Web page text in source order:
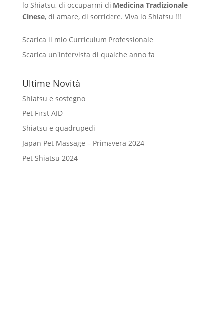
lo Shiatsu, di occuparmi di Medicina Tradizionale
Cinese, di amare, di sorridere. Viva lo Shiatsu !!!
Scarica il mio Curriculum Professionale
Scarica un'intervista di qualche anno fa
Ultime Novità
Shiatsu e sostegno
Pet First AID
Shiatsu e quadrupedi
Japan Pet Massage – Primavera 2024
Pet Shiatsu 2024